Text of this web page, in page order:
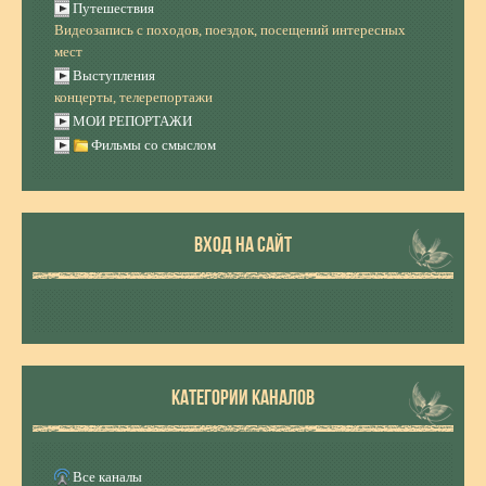
Путешествия
Видеозапись с походов, поездок, посещений интересных
мест
Выступления
концерты, телерепортажи
МОИ РЕПОРТАЖИ
Фильмы со смыслом
ВХОД НА САЙТ
КАТЕГОРИИ КАНАЛОВ
Все каналы